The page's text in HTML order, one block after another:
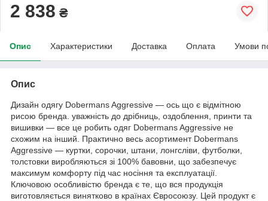
2 838 ₴
Опис Характеристики Доставка Оплата Умови
Опис
Дизайн одягу Dobermans Aggressive — ось що є відмітною
рисою бренда. уважність до дрібниць, оздоблення, принти та
вишивки — все це робить одяг Dobermans Aggressive не
схожим на інший. Практично весь асортимент Dobermans
Aggressive — куртки, сорочки, штани, лонгсліви, футболки,
толстовки виробляються зі 100% бавовни, що забезпечує
максимум комфорту під час носіння та експлуатації.
Ключовою особливістю бренда є те, що вся продукція
виготовляється винятково в країнах Євросоюзу. Цей продукт є